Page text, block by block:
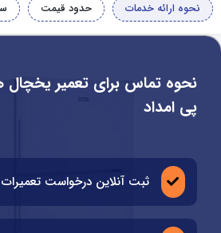
نحوه ارائه خدمات حدود قیمت
نحوه تماس برای تعمیر
پی امداد
ثبت آنلاین درخواست